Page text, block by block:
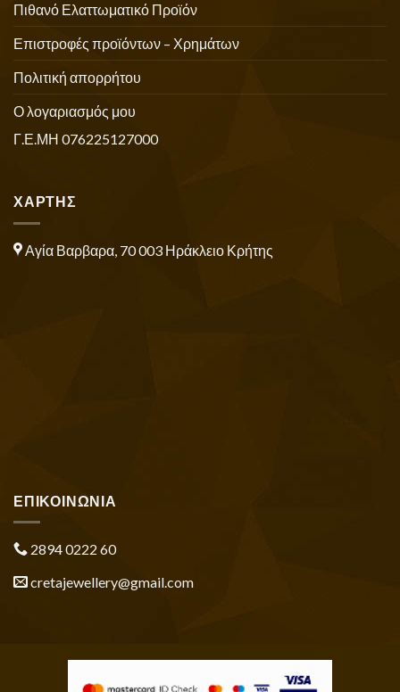
Πιθανό Ελαττωματικό Προϊόν
Επιστροφές προϊόντων – Χρημάτων
Πολιτική απορρήτου
Ο λογαριασμός μου
Γ.Ε.ΜΗ 076225127000
ΧΑΡΤΗΣ
Αγία Βαρβαρα, 70 003 Ηράκλειο Κρήτης
ΕΠΙΚΟΙΝΩΝΙΑ
2894 0222 60
cretajewellery@gmail.com